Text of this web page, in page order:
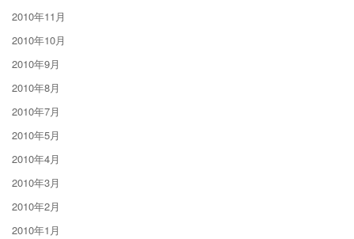
2010年11月
2010年10月
2010年9月
2010年8月
2010年7月
2010年5月
2010年4月
2010年3月
2010年2月
2010年1月